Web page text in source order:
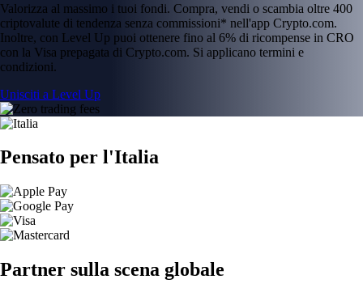
Valorizza al massimo i tuoi fondi. Compra, vendi o scambia oltre 400
criptovalute di tendenza senza commissioni* nell'app Crypto.com.
Inoltre, con Level Up puoi ottenere fino al 6% di ricompense in CRO
con la Visa prepagata di Crypto.com. Si applicano termini e
condizioni.
Unisciti a Level Up
Pensato per l'Italia
Partner sulla scena globale